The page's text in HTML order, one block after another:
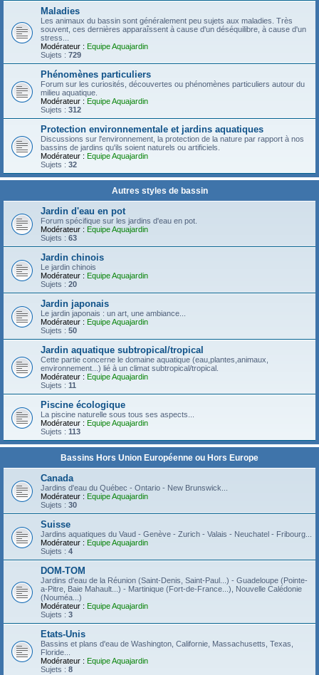
Maladies
Les animaux du bassin sont généralement peu sujets aux maladies. Très
souvent, ces dernières apparaîssent à cause d'un déséquilibre, à cause d'un
stress...
Modérateur : Equipe Aquajardin
Sujets : 729
Phénomènes particuliers
Forum sur les curiosités, découvertes ou phénomènes particuliers autour du
milieu aquatique.
Modérateur : Equipe Aquajardin
Sujets : 312
Protection environnementale et jardins aquatiques
Discussions sur l'environnement, la protection de la nature par rapport à nos
bassins de jardins qu'ils soient naturels ou artificiels.
Modérateur : Equipe Aquajardin
Sujets : 32
Autres styles de bassin
Jardin d'eau en pot
Forum spécifique sur les jardins d'eau en pot.
Modérateur : Equipe Aquajardin
Sujets : 63
Jardin chinois
Le jardin chinois
Modérateur : Equipe Aquajardin
Sujets : 20
Jardin japonais
Le jardin japonais : un art, une ambiance...
Modérateur : Equipe Aquajardin
Sujets : 50
Jardin aquatique subtropical/tropical
Cette partie concerne le domaine aquatique (eau,plantes,animaux,
environnement...) lié à un climat subtropical/tropical.
Modérateur : Equipe Aquajardin
Sujets : 11
Piscine écologique
La piscine naturelle sous tous ses aspects...
Modérateur : Equipe Aquajardin
Sujets : 113
Bassins Hors Union Européenne ou Hors Europe
Canada
Jardins d'eau du Québec - Ontario - New Brunswick...
Modérateur : Equipe Aquajardin
Sujets : 30
Suisse
Jardins aquatiques du Vaud - Genève - Zurich - Valais - Neuchatel - Fribourg...
Modérateur : Equipe Aquajardin
Sujets : 4
DOM-TOM
Jardins d'eau de la Réunion (Saint-Denis, Saint-Paul...) - Guadeloupe (Pointe-
a-Pitre, Baie Mahault...) - Martinique (Fort-de-France...), Nouvelle Calédonie
(Nouméa...)
Modérateur : Equipe Aquajardin
Sujets : 3
Etats-Unis
Bassins et plans d'eau de Washington, Californie, Massachusetts, Texas,
Floride...
Modérateur : Equipe Aquajardin
Sujets : 8